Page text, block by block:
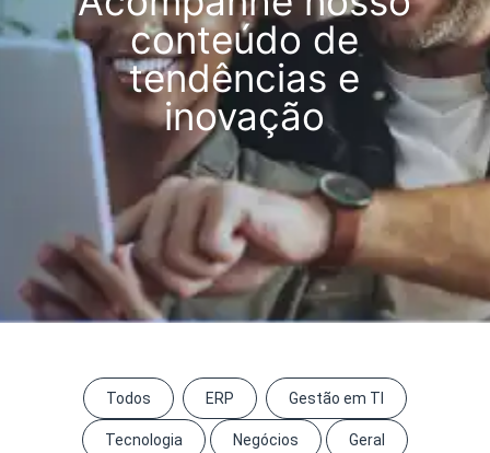
conteúdo de
tendências e
inovação
Todos ERP Gestão em TI
Tecnologia Negócios Geral